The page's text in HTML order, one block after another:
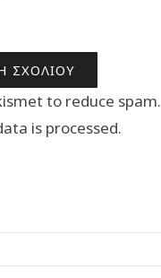
to reduce spam.
is processed.